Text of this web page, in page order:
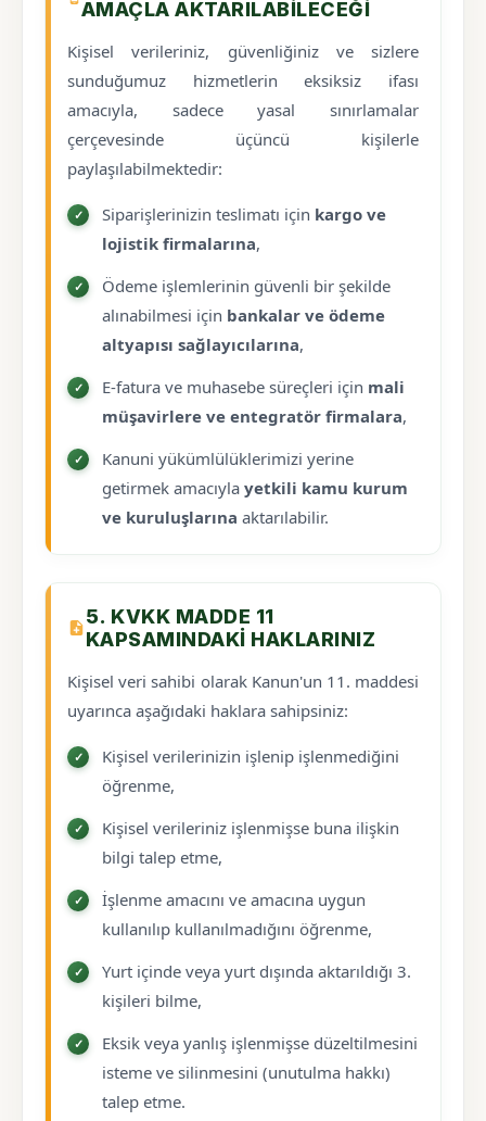
AMAÇLA AKTARILABILECEĞI
Kişisel verileriniz, güvenliğiniz ve sizlere
sunduğumuz hizmetlerin eksiksiz ifası
amacıyla, sadece yasal sınırlamalar
çerçevesinde üçüncü kişilerle
paylaşılabilmektedir:
Siparişlerinizin teslimatı için kargo ve
lojistik firmalarına,
Ödeme işlemlerinin güvenli bir şekilde
alınabilmesi için bankalar ve ödeme
altyapısı sağlayıcılarına,
E-fatura ve muhasebe süreçleri için mali
müşavirlere ve entegratör firmalara,
Kanuni yükümlülüklerimizi yerine
getirmek amacıyla yetkili kamu kurum
ve kuruluşlarına aktarılabilir.
5. KVKK MADDE 11
KAPSAMINDAKI HAKLARINIZ
Kişisel veri sahibi olarak Kanun'un 11. maddesi
uyarınca aşağıdaki haklara sahipsiniz:
Kişisel verilerinizin işlenip işlenmediğini
öğrenme,
Kişisel verileriniz işlenmişse buna ilişkin
bilgi talep etme,
İşlenme amacını ve amacına uygun
kullanılıp kullanılmadığını öğrenme,
Yurt içinde veya yurt dışında aktarıldığı 3.
kişileri bilme,
Eksik veya yanlış işlenmişse düzeltilmesini
isteme ve silinmesini (unutulma hakkı)
talep etme.